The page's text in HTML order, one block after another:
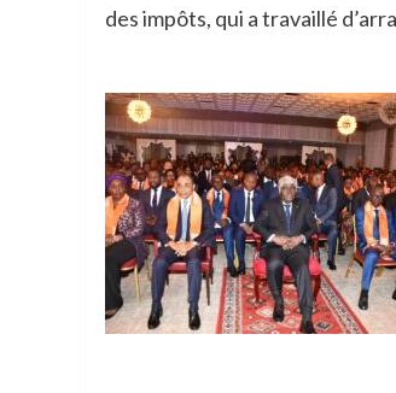
des impôts, qui a travaillé